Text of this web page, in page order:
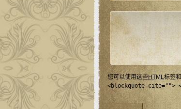
您可以使用这些HTML标签
<blockquote cite="">